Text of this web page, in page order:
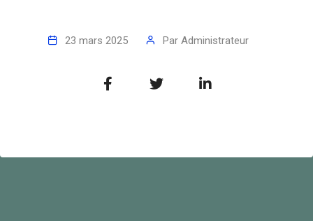
23 mars 2025 Par Administrateur